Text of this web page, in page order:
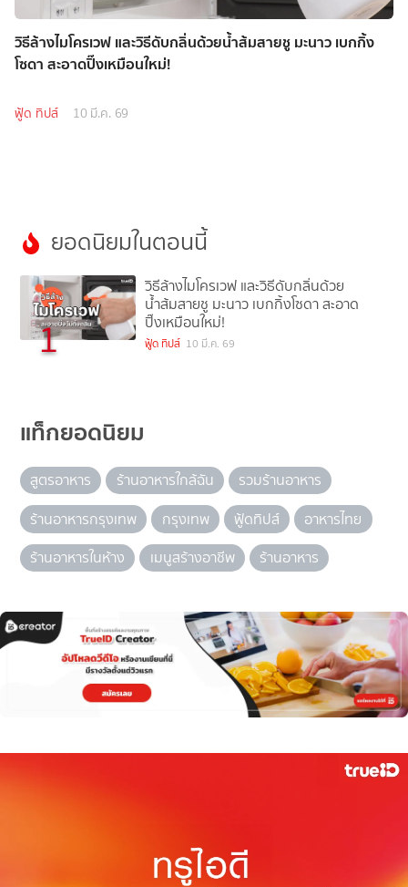
วิธีล้างไมโครเวฟ และวิธีดับกลิ่นด้วยน้ำส้มสายชู มะนาว เบกกิ้ง
โซดา สะอาดปิ๊งเหมือนใหม่!
ฟู้ด ทิปส์ 10 มี.ค. 69
ยอดนิยมในตอนนี้
1
วิธีล้างไมโครเวฟ และวิธีดับกลิ่นด้วย
น้ำส้มสายชู มะนาว เบกกิ้งโซดา สะอาด
ปิ๊งเหมือนใหม่!
ฟู้ด ทิปส์ 10 มี.ค. 69
แท็กยอดนิยม
สูตรอาหาร ร้านอาหารใกล้ฉัน
รวมร้านอาหาร
ร้านอาหารกรุงเทพ
กรุงเทพ ฟู้ดทิปส์
อาหารไทย
ร้านอาหารในห้าง
เมนูสร้างอาชีพ ร้านอาหาร